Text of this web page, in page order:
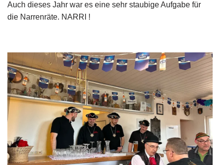
Auch dieses Jahr war es eine sehr staubige Aufgabe für
die Narrenräte. NARRI !